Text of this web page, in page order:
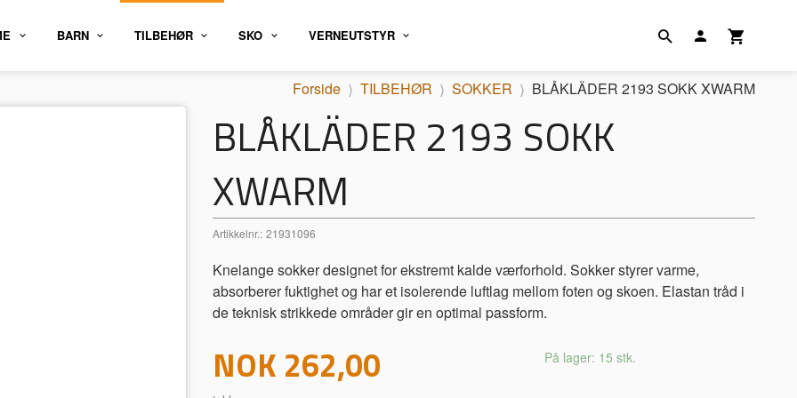
BARN TILBEHØR SKO VERNEUTSTYR
Forside TILBEHØR SOKKER BLÅKLÄDER 2193 SOKK XWARM
BLÅKLÄDER 2193 SOKK
XWARM
Artikkelnr.: 21931096
Knelange sokker designet for ekstremt kalde værforhold. Sokker styrer varme,
absorberer fuktighet og har et isolerende luftlag mellom foten og skoen. Elastan tråd i
de teknisk strikkede områder gir en optimal passform.
Pris
NOK 262,00 På lager: 15 stk.